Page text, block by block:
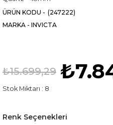
(247222)
MARKA - INVICTA
₺15.699,29
Stok Miktarı : 8
Renk Seçenekleri